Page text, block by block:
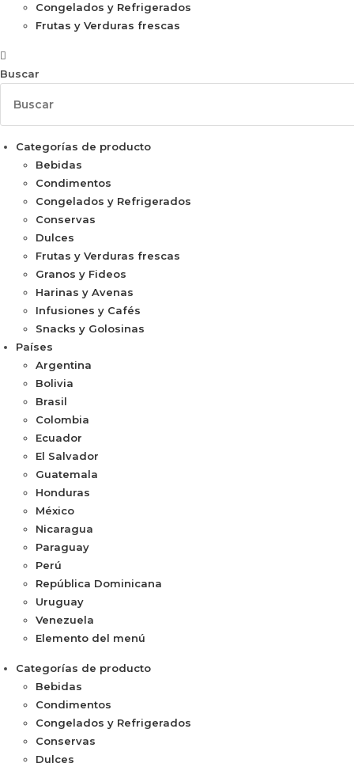
Congelados y Refrigerados
Frutas y Verduras frescas
Buscar
Categorías de producto
Bebidas
Condimentos
Congelados y Refrigerados
Conservas
Dulces
Frutas y Verduras frescas
Granos y Fideos
Harinas y Avenas
Infusiones y Cafés
Snacks y Golosinas
Países
Argentina
Bolivia
Brasil
Colombia
Ecuador
El Salvador
Guatemala
Honduras
México
Nicaragua
Paraguay
Perú
República Dominicana
Uruguay
Venezuela
Elemento del menú
Categorías de producto
Bebidas
Condimentos
Congelados y Refrigerados
Conservas
Dulces